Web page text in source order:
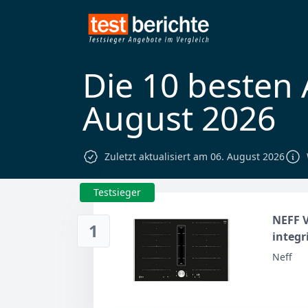
Die 10
August 2026
Zuletzt aktualisiert am 06. August 2026
1
Testsieger
NEFF
Neff